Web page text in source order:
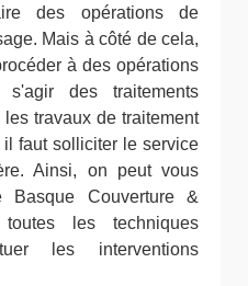
des opérations de
Mais à côté de cela,
à des opérations
des traitements
travaux de traitement
faut solliciter le service
Ainsi, on peut vous
Basque Couverture &
les techniques
les interventions